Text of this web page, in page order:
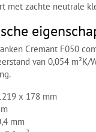
met zachte neutrale
Cremant F050
van 0,054
x 178 mm
mm